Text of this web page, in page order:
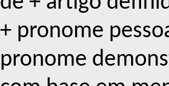
+ pronome
pronome